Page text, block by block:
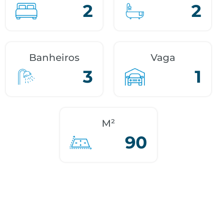
2 2
Banheiros
3
Vaga
1
M²
90